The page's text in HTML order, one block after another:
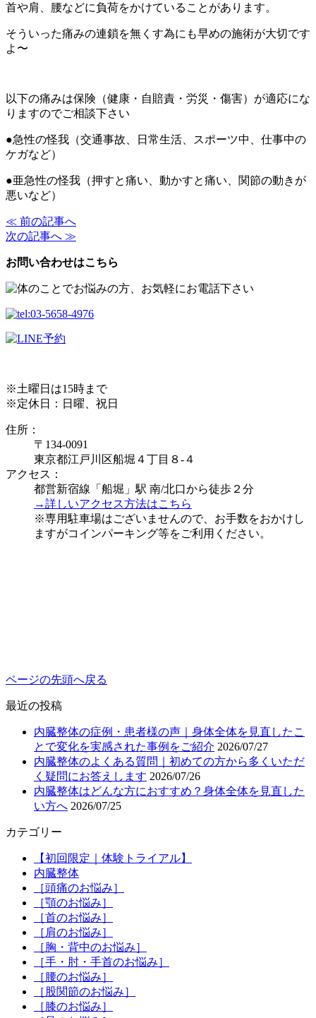
首や肩、腰などに負荷をかけていることがあります。
そういった痛みの連鎖を無くす為にも早めの施術が大切です
よ〜
以下の痛みは保険（健康・自賠責・労災・傷害）が適応にな
りますのでご相談下さい
●急性の怪我（交通事故、日常生活、スポーツ中、仕事中の
ケガなど）
●亜急性の怪我（押すと痛い、動かすと痛い、関節の動きが
悪いなど）
≪ 前の記事へ
次の記事へ ≫
お問い合わせはこちら
※土曜日は15時まで
※定休日：日曜、祝日
住所：
〒134-0091
東京都江戸川区船堀４丁目８-４
アクセス：
都営新宿線「船堀」駅 南/北口から徒歩２分
→詳しいアクセス方法はこちら
※専用駐車場はございませんので、お手数をおかけし
ますがコインパーキング等をご利用ください。
ページの先頭へ戻る
最近の投稿
内臓整体の症例・患者様の声｜身体全体を見直したこ
とで変化を実感された事例をご紹介 2026/07/27
内臓整体のよくある質問｜初めての方から多くいただ
く疑問にお答えします 2026/07/26
内臓整体はどんな方におすすめ？身体全体を見直した
い方へ 2026/07/25
カテゴリー
【初回限定｜体験トライアル】
内臓整体
［頭痛のお悩み］
［顎のお悩み］
［首のお悩み］
［肩のお悩み］
［胸・背中のお悩み］
［手・肘・手首のお悩み］
［腰のお悩み］
［股関節のお悩み］
［膝のお悩み］